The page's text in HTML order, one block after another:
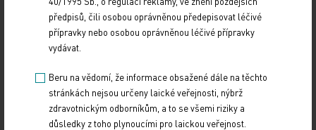
předpisů, čili osobou oprávněnou předepisovat léčivé
přípravky nebo osobou oprávněnou léčivé přípravky
vydávat.
Beru na vědomí, že informace obsažené dále na těchto
stránkách nejsou určeny laické veřejnosti, nýbrž
zdravotnickým odborníkům, a to se všemi riziky a
důsledky z toho plynoucími pro laickou veřejnost.